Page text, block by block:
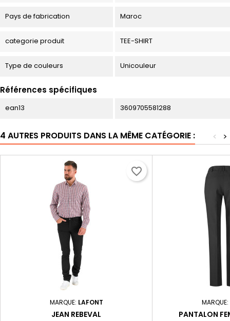
Pays de fabrication Maroc
categorie produit TEE-SHIRT
Type de couleurs Unicouleur
Références spécifiques
ean13 3609705581288
4 AUTRES PRODUITS DANS LA MÊME CATÉGORIE : >
<
MARQUE: LAFONT
JEAN REBEVAL
favorite_border
MARQUE:
PANTALON